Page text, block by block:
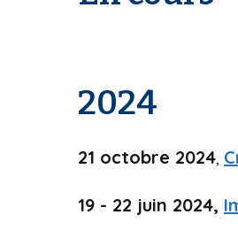
2024
21 octobre 2024,
19 - 22 juin 2024,